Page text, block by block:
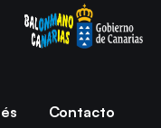
Contacto